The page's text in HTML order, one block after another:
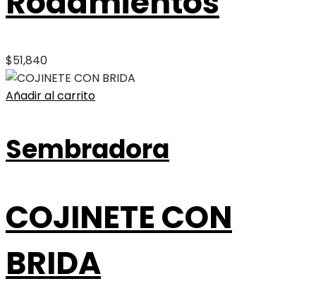
$51,840
Añadir al carrito
Sembradora
COJINETE CON
BRIDA